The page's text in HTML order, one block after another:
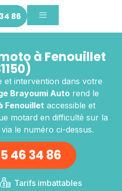
86
à Fenouillet
et intervention dans votre
Brayoumi Autorend le
Fenouillet accessible et
motard en difficulté sur la
le numéro ci-dessus.
46 34 86
Tarifs imbattables